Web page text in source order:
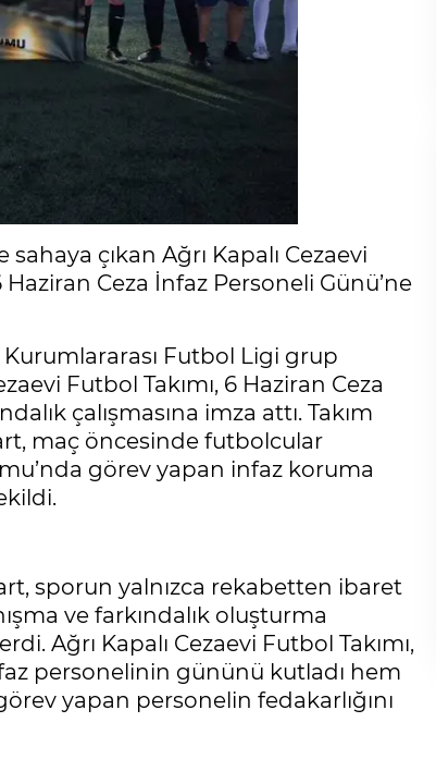
çıkan Ağrı Kapalı Cezaevi
Ceza İnfaz Personeli Günü’ne
Kurumlararası Futbol Ligi grup
Futbol Takımı, 6 Haziran Ceza
çalışmasına imza attı. Takım
maç öncesinde futbolcular
görev yapan infaz koruma
sporun yalnızca rekabetten ibaret
ve farkındalık oluşturma
Ağrı Kapalı Cezaevi Futbol Takımı,
personelinin gününü kutladı hem
yapan personelin fedakarlığını